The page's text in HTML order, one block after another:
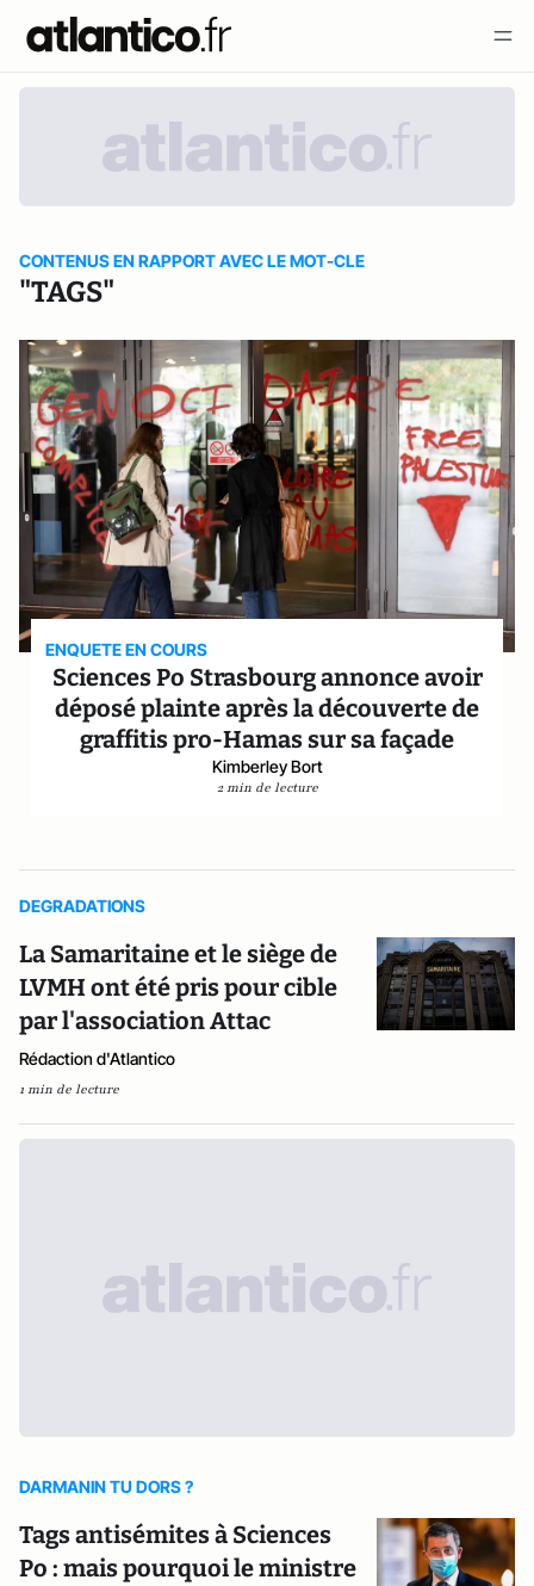
CONTENUS EN RAPPORT AVEC LE MOT-CLE
"TAGS"
ENQUETE EN COURS
Sciences Po Strasbourg annonce avoir
déposé plainte après la découverte de
graffitis pro-Hamas sur sa façade
Kimberley Bort
2 min de lecture
DEGRADATIONS
La Samaritaine et le siège de
LVMH ont été pris pour cible
par l'association Attac
Rédaction d'Atlantico
1 min de lecture
DARMANIN TU DORS ?
Tags antisémites à Sciences
Po : mais pourquoi le ministre